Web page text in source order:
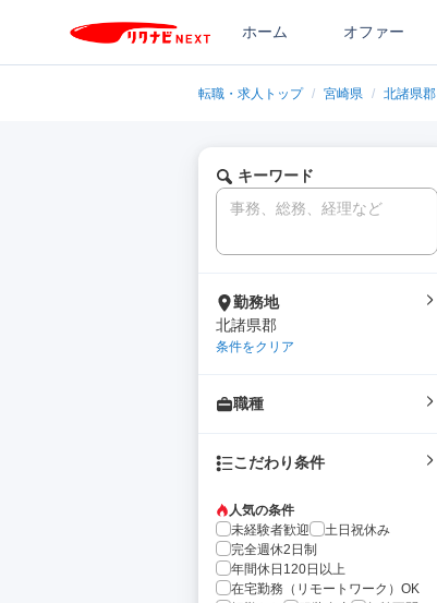
ホーム オファー
転職・求人トップ / 宮崎県 / 北諸県郡
キーワード
勤務地
北諸県郡
条件をクリア
職種
こだわり条件
人気の条件
未経験者歓迎
土日祝休み
完全週休2日制
年間休日120日以上
在宅勤務（リモートワーク）OK